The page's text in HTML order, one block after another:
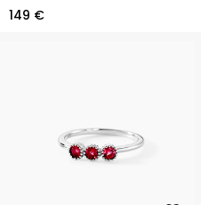
149 €